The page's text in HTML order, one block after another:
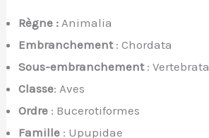
Règne :Animalia
Embranchement: Chordata
Sous-embranchement : Vertebrata
Classe: Aves
Ordre : Bucerotiformes
Famille : Upupidae